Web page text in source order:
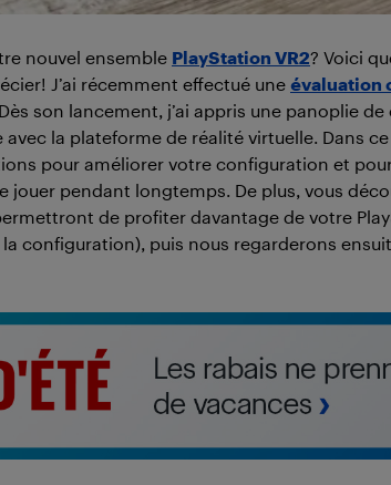
nouvel ensemble PlayStation VR2? Voici
J’ai récemment effectué une évaluation
son lancement, j’ai appris une panoplie
la plateforme de réalité virtuelle. Dans
pour améliorer votre configuration et
jouer pendant longtemps. De plus, vous
de profiter davantage de votre
la configuration), puis nous regarderons